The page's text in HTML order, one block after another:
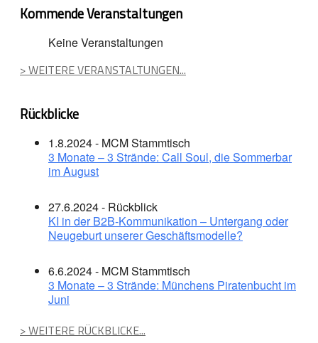
Kommende Veranstaltungen
Keine Veranstaltungen
> WEITERE VERANSTALTUNGEN...
Rückblicke
1.8.2024 - MCM Stammtisch
3 Monate – 3 Strände: Call Soul, die Sommerbar
im August
27.6.2024 - Rückblick
KI in der B2B-Kommunikation – Untergang oder
Neugeburt unserer Geschäftsmodelle?
6.6.2024 - MCM Stammtisch
3 Monate – 3 Strände: Münchens Piratenbucht im
Juni
> WEITERE RÜCKBLICKE...